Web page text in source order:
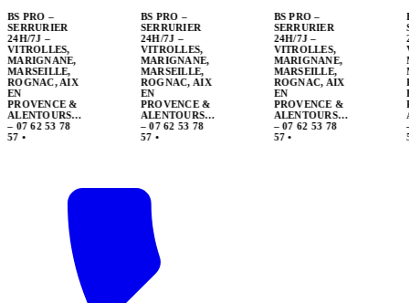
BS PRO –
SERRURIER
24H/7J –
VITROLLES,
MARIGNANE,
MARSEILLE,
ROGNAC, AIX
EN
PROVENCE &
ALENTOURS…
– 07 62 53 78
57•